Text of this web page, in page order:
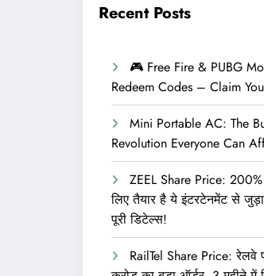
Recent Posts
🎮 Free Fire & PUBG
Redeem Codes – Claim
Mini Portable AC: The
Revolution Everyone Can
ZEEL Share Price: 200%
लिए तैयार है ये इंटरटेनमेंट से
पूरी डिटेल्स!
RailTel Share Price: रेलवे